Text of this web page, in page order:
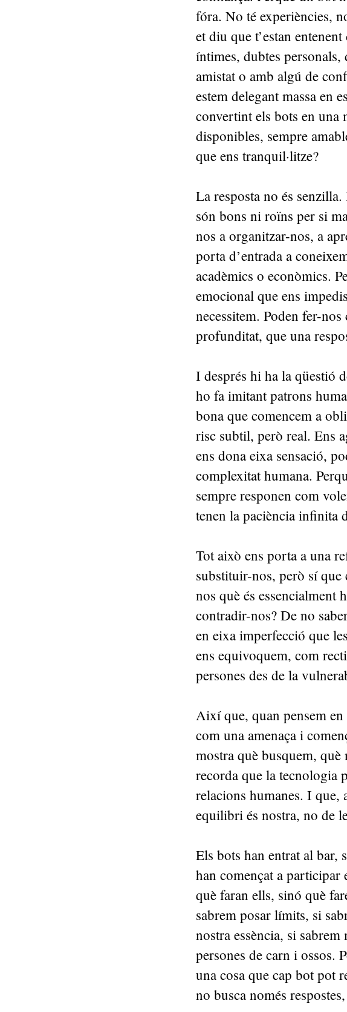
fóra. No té experiències,
et diu que t’estan
íntimes, dubtes
amistat o amb algú de
estem delegant massa en
convertint els bots en una
disponibles, sempre
que ens tranquil·litze?
La resposta no és
són bons ni roïns per si
nos a organitzar-nos, a
porta d’entrada a
acadèmics o econòmics.
emocional que ens
necessitem. Poden fer-
profunditat, que una
I després hi ha la qüestió
ho fa imitant patrons
bona que comencem a
risc subtil, però real. Ens
ens dona eixa sensació,
complexitat humana.
sempre responen com
tenen la paciència infinita
Tot això ens porta a una
substituir-nos, però sí
nos què és essencialment
contradir-nos? De no
en eixa imperfecció que
ens equivoquem, com
persones des de la
Així que, quan pensem
com una amenaça i
mostra què busquem,
recorda que la tecnologia
relacions humanes. I
equilibri és nostra, no de
Els bots han entrat al bar,
han començat a participar
què faran ells, sinó què
sabrem posar límits, si
nostra essència, si
persones de carn i ossos.
una cosa que cap bot pot
no busca només